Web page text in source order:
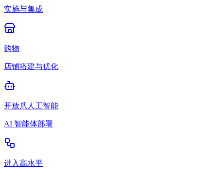
实施与集成
购物
店铺搭建与优化
开放爪人工智能
AI 智能体部署
进入高水平